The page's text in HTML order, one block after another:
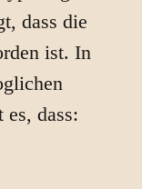
dass die
ist. In
dass: